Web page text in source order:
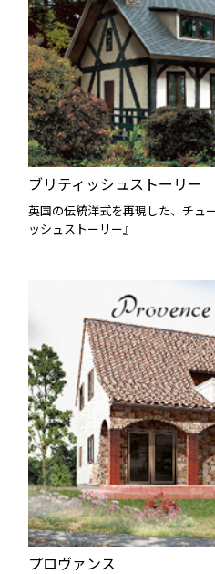
ブリティッシュストーリー
英国の伝統洋式を再現した、チュ
ッシュストーリー』
プロヴァンス